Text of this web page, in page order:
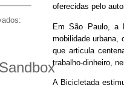
oferecidas pelo
Em São Paulo, a
mobilidade urbana,
que articula
trabalho-dinheiro,
A Bicicletada
Sandbox